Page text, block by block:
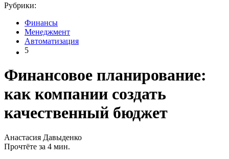
Рубрики:
Финансы
Менеджмент
Автоматизация
5
Финансовое планирование:
как компании создать
качественный бюджет
Анастасия Давыденко
Прочтёте за 4 мин.